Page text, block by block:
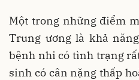
Một trong những điểm
Trung ương là khả
bệnh nhi có tình trạng
sinh có cân nặng thấp